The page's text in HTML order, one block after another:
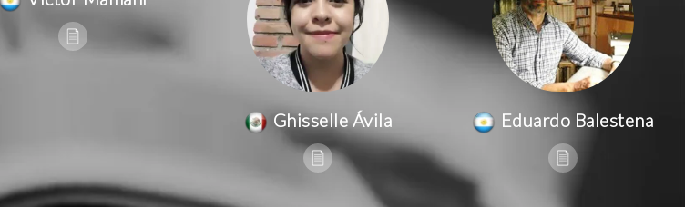
Ghisselle Ávila Eduardo Balestena